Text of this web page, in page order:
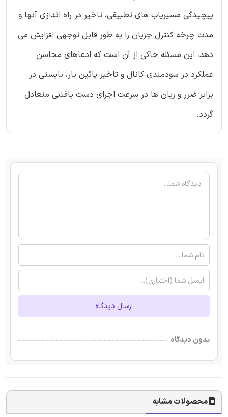
پیچیدگی مسیریاب های تطبیقی، تاخیر در راه اندازی آنها و
مدت چرخه کنترل جریان را به طور قابل توجهی افزایش می
دهد، این مسئله حاکی از آن است که ادعاهای محاسن
عملکرد در سودمندی کانال و تاخیر پائین بار، بایستی در
برابر ضرر و زیان ها در سرعت اجرای دست یافتنی متعادل
گردد.
ارسال دیدگاه
بدون دیدگاه
محصولات مشابه